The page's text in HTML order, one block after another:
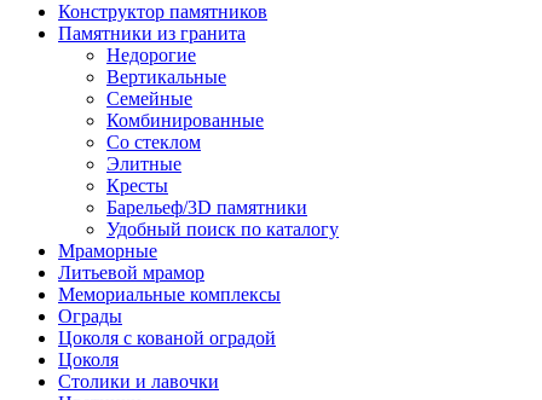
Конструктор памятников
Памятники из гранита
Недорогие
Вертикальные
Семейные
Комбинированные
Со стеклом
Элитные
Кресты
Барельеф/3D памятники
Удобный поиск по каталогу
Мраморные
Литьевой мрамор
Мемориальные комплексы
Ограды
Цоколя с кованой оградой
Цоколя
Столики и лавочки